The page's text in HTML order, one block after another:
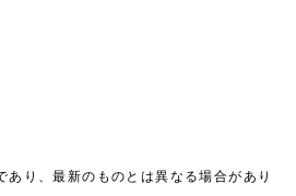
り、最新のものとは異なる場合があり